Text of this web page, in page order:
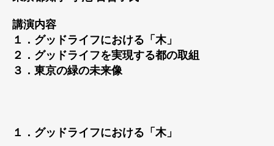
講演内容
１．グッドライフにおける「木」
２．グッドライフを実現する都の取組
３．東京の緑の未来像
１．グッドライフにおける「木」